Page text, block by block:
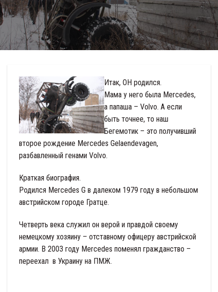
Итак, ОН родился.
Мама у него была Mercedes,
а папаша – Volvo. А если
быть точнее, то наш
Бегемотик – это получивший
второе рождение Mercedes Gelaendevagen,
разбавленный генами Volvo.
Краткая биография.
Родился Mercedes G в далеком 1979 году в небольшом
австрийском городе Гратце.
Четверть века служил он верой и правдой своему
немецкому хозяину – отставному офицеру австрийской
армии. В 2003 году Mercedes поменял гражданство –
переехал в Украину на ПМЖ.